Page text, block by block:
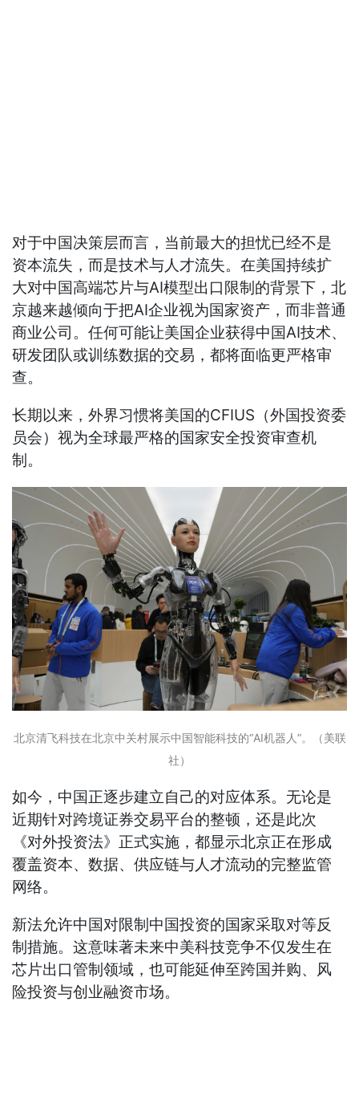
对于中国决策层而言，当前最大的担忧已经不是
资本流失，而是技术与人才流失。在美国持续扩
大对中国高端芯片与AI模型出口限制的背景下，北
京越来越倾向于把AI企业视为国家资产，而非普通
商业公司。任何可能让美国企业获得中国AI技术、
研发团队或训练数据的交易，都将面临更严格审
查。
长期以来，外界习惯将美国的CFIUS（外国投资委
员会）视为全球最严格的国家安全投资审查机
制。
北京清飞科技在北京中关村展示中国智能科技的“AI机器人”。（美联
社）
如今，中国正逐步建立自己的对应体系。无论是
近期针对跨境证券交易平台的整顿，还是此次
《对外投资法》正式实施，都显示北京正在形成
覆盖资本、数据、供应链与人才流动的完整监管
网络。
新法允许中国对限制中国投资的国家采取对等反
制措施。这意味著未来中美科技竞争不仅发生在
芯片出口管制领域，也可能延伸至跨国并购、风
险投资与创业融资市场。